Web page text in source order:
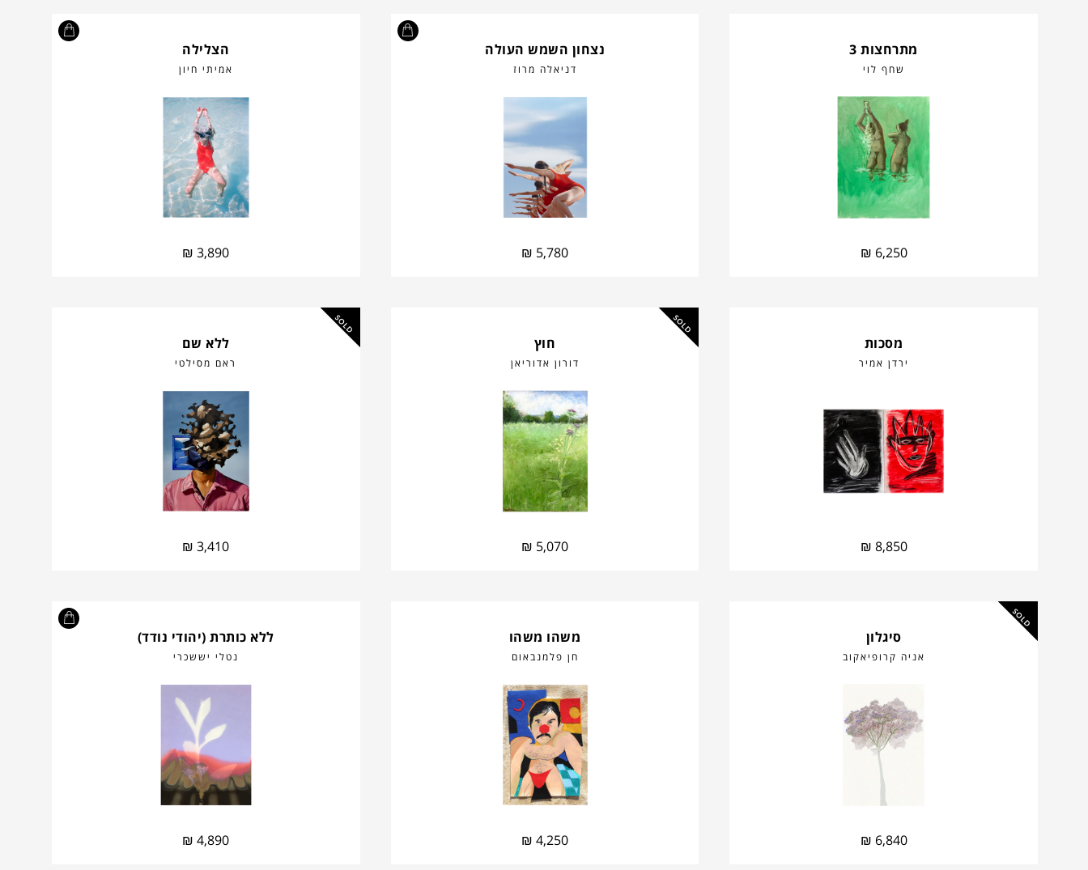
מתרחצות 3
שחף לוי
₪ 6,250
נצחון השמש העולה
דניאלה מרוז
₪ 5,780
הצלילה
אמיתי חיון
₪ 3,890
מסכות
ירדן אמיר
₪ 8,850
SOLD
חוץ
דורון אדוריאן
₪ 5,070
SOLD
ללא שם
ראם מסילטי
₪ 3,410
SOLD
סיגלון
אניה קרופיאקוב
₪ 6,840
משהו משהו
חן פלמנבאום
₪ 4,250
ללא כותרת (יהודי נודד)
נטלי יששכרי
₪ 4,890